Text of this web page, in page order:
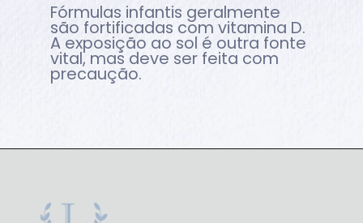
Fórmulas infantis geralmente
são fortificadas com vitamina D.
A exposição ao sol é outra fonte
vital, mas deve ser feita com
precaução.